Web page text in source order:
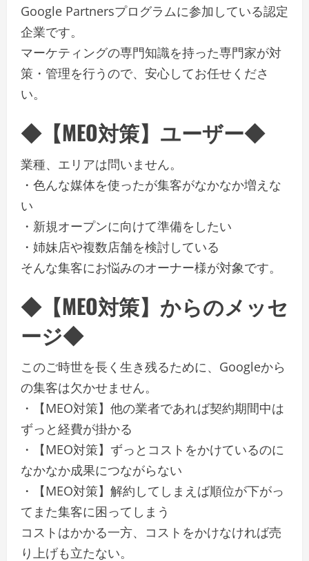
Google Partnersプログラムに参加している認定
企業です。
マーケティングの専門知識を持った専門家が対
策・管理を行うので、安心してお任せくださ
い。
◆【MEO対策】ユーザー◆
業種、エリアは問いません。
・色んな媒体を使ったが集客がなかなか増えな
い
・新規オープンに向けて準備をしたい
・姉妹店や複数店舗を検討している
そんな集客にお悩みのオーナー様が対象です。
◆【MEO対策】からのメッセ
ージ◆
このご時世を長く生き残るために、Googleから
の集客は欠かせません。
・【MEO対策】他の業者であれば契約期間中は
ずっと経費が掛かる
・【MEO対策】ずっとコストをかけているのに
なかなか成果につながらない
・【MEO対策】解約してしまえば順位が下がっ
てまた集客に困ってしまう
コストはかかる一方、コストをかけなければ売
り上げも立たない。